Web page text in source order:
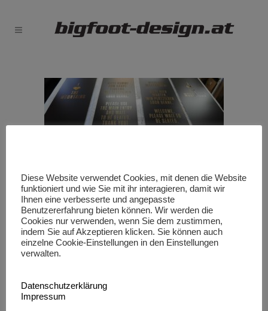
Diese Website verwendet Cookies, mit denen die Website
funktioniert und wie Sie mit ihr interagieren, damit wir
Ihnen eine verbesserte und angepasste
Benutzererfahrung bieten können. Wir werden die
Cookies nur verwenden, wenn Sie dem zustimmen,
indem Sie auf Akzeptieren klicken. Sie können auch
einzelne Cookie-Einstellungen in den Einstellungen
verwalten.
Datenschutzerklärung
Impressum